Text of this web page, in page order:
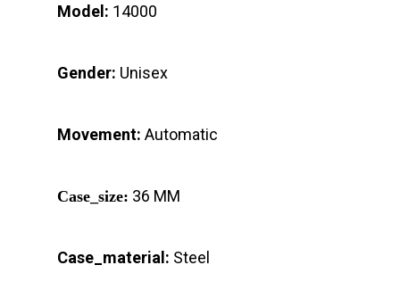
Model: 14000
Gender: Unisex
Movement: Automatic
Case_size: 36 MM
Case_material: Steel